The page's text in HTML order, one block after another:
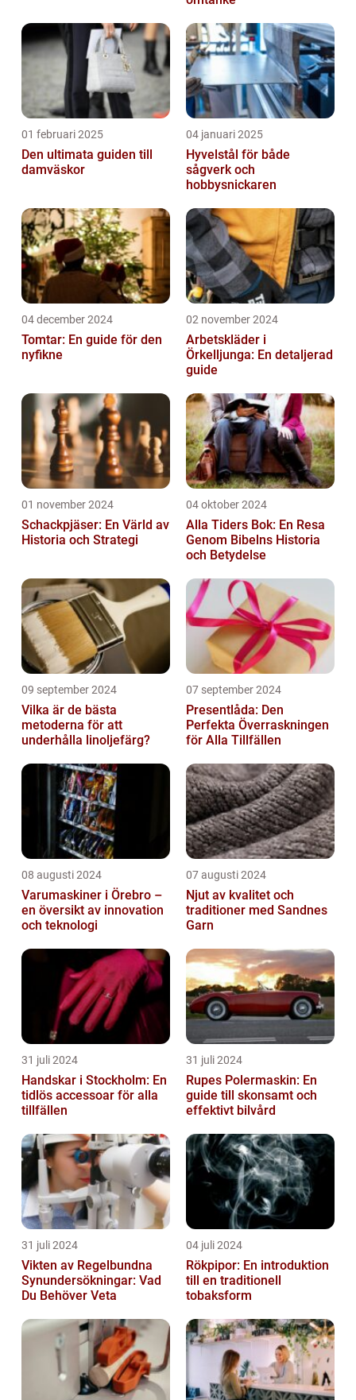
01 februari 2025
Den ultimata guiden till
damväskor
04 januari 2025
Hyvelstål för både
sågverk och
hobbysnickaren
04 december 2024
Tomtar: En guide för den
nyfikne
02 november 2024
Arbetskläder i
Örkelljunga: En detaljerad
guide
01 november 2024
Schackpjäser: En Värld av
Historia och Strategi
04 oktober 2024
Alla Tiders Bok: En Resa
Genom Bibelns Historia
och Betydelse
09 september 2024
Vilka är de bästa
metoderna för att
underhålla linoljefärg?
07 september 2024
Presentlåda: Den
Perfekta Överraskningen
för Alla Tillfällen
08 augusti 2024
Varumaskiner i Örebro –
en översikt av innovation
och teknologi
07 augusti 2024
Njut av kvalitet och
traditioner med Sandnes
Garn
31 juli 2024
Handskar i Stockholm: En
tidlös accessoar för alla
tillfällen
31 juli 2024
Rupes Polermaskin: En
guide till skonsamt och
effektivt bilvård
31 juli 2024
Vikten av Regelbundna
Synundersökningar: Vad
Du Behöver Veta
04 juli 2024
Rökpipor: En introduktion
till en traditionell
tobaksform